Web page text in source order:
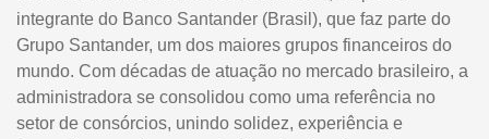
integrante do Banco Santander (Brasil), que faz parte do
Grupo Santander, um dos maiores grupos financeiros do
mundo. Com décadas de atuação no mercado brasileiro, a
administradora se consolidou como uma referência no
setor de consórcios, unindo solidez, experiência e